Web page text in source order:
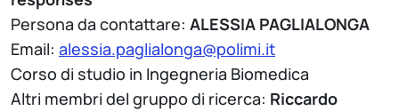
Persona da contattare: ALESSIA PAGLIALONGA
Email: alessia.paglialonga@polimi.it
Corso di studio in Ingegneria Biomedica
Altri membri del gruppo di ricerca: Riccardo